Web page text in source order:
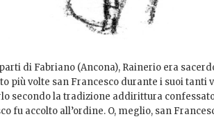
di Fabriano (Ancona), Rainerio era
più volte san Francesco durante i suoi tanti
secondo la tradizione addirittura
fu accolto all’ordine. O, meglio, san